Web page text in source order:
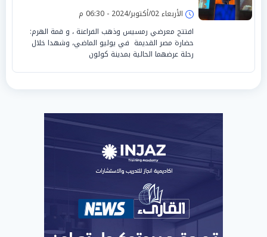
الأربعاء 02/أكتوبر/2024 - 06:30 م
افتتح معرضي رمسيس وذهب الفراعنة ، و قمة الهرم:
حضارة مصر القديمة في يوليو الماضي، وشهدا خلال
رحلة عرضهما الحالية بمدينة كولون